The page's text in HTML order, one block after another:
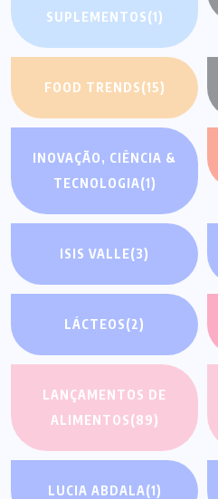
SUPLEMENTOS(1)
FOOD TRENDS(15)
INOVAÇÃO, CIÊNCIA &
TECNOLOGIA(1)
ISIS VALLE(3)
LÁCTEOS(2)
LANÇAMENTOS DE
ALIMENTOS(89)
LUCIA ABDALA(1)